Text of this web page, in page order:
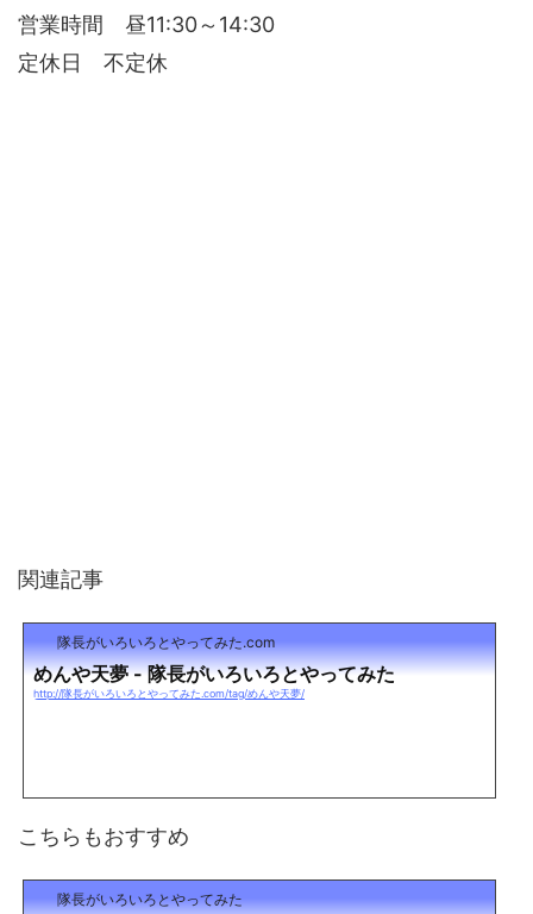
営業時間 昼11:30～14:30
定休日 不定休
関連記事
隊長がいろいろとやってみた.com
めんや天夢 - 隊長がいろいろとやってみた
http://隊長がいろいろとやってみた.com/tag/めんや天夢/
こちらもおすすめ
隊長がいろいろとやってみた